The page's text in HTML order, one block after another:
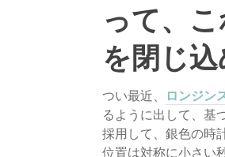
って、
を閉じ
つい最近、 ロンジン
るように出して、基
採用して、銀色の時
位置は対称に小さい